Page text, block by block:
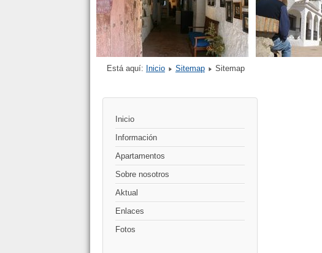
Está aquí: Inicio Sitemap Sitemap
Inicio
Información
Apartamentos
Sobre nosotros
Aktual
Enlaces
Fotos